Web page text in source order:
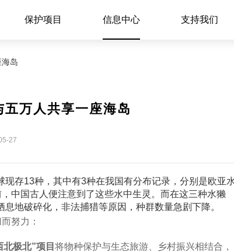
保护项目 信息中心 支持我们
岛
万人共享一座海岛
27
现存13种，其中有3种在我国有分布记录，分别是欧亚
中国古人便注意到了这些水中生灵。而在这三种水獭
地破碎化，非法捕猎等原因，种群数量急剧下降。
努力：
北极北”项目 将物种保护与生态旅游、乡村振兴相结合，